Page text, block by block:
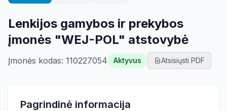
Lenkijos gamybos ir prekybos
įmonės "WEJ-POL" atstovybė
Įmonės kodas: 110227054 Aktyvus Atsisiųsti PDF
Pagrindinė informacija